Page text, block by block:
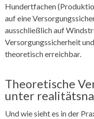
Hundertfachen
auf eine
ausschließlich auf
Versorgungssicherheit und
theoretisch erreichbar.
Theoretische
unter
Und wie sieht es in der